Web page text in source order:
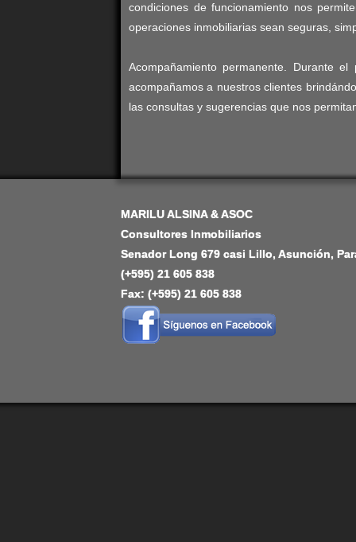
condiciones de funcionamiento nos
operaciones inmobiliarias sean seguras,
Acompañamiento permanente. Durante
acompañamos a nuestros clientes
las consultas y sugerencias que nos
MARILU ALSINA & ASOC
Consultores Inmobiliarios
Senador Long 679 casi Lillo, Asunción,
(+595) 21 605 838
Fax: (+595) 21 605 838